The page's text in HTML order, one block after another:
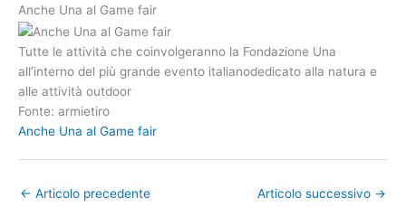
Anche Una al Game fair
Tutte le attività che coinvolgeranno la Fondazione Una
all’interno del più grande evento italianodedicato alla natura e
alle attività outdoor
Fonte: armietiro
Anche Una al Game fair
← Articolo precedente Articolo successivo →